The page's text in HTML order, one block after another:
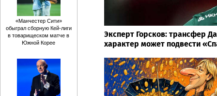
Эксперт Горсков: трансфер
характер может подвести
«Манчестер Сити»
обыграл сборную Кей-лиги
в товарищеском матче в
Южной Корее